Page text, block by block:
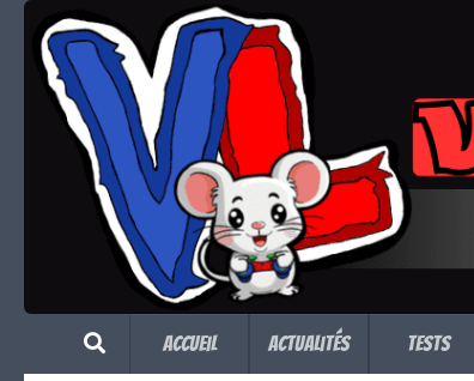
Skip to content
Accueil Actualités Tests